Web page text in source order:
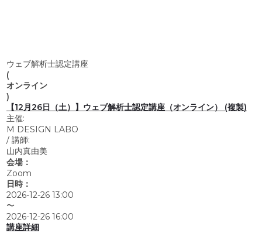
ウェブ解析士認定講座
(
オンライン
)
【12月26日（土）】ウェブ解析士認定講座（オンライン） (複製)
主催:
M DESIGN LABO
/ 講師:
山内真由美
会場：
Zoom
日時：
2026-12-26 13:00
〜
2026-12-26 16:00
講座詳細